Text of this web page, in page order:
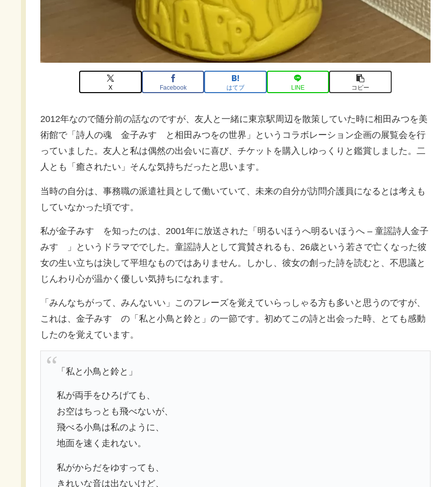
X Facebook はてブ LINE コピー
2012年なので随分前の話なのですが、友人と一緒に東京駅周辺を散策していた時に相田みつを美
術館で「詩人の魂 金子みすゞと相田みつをの世界」というコラボレーション企画の展覧会を行
っていました。友人と私は偶然の出会いに喜び、チケットを購入しゆっくりと鑑賞しました。二
人とも「癒されたい」そんな気持ちだったと思います。
当時の自分は、事務職の派遣社員として働いていて、未来の自分が訪問介護員になるとは考えも
していなかった頃です。
私が金子みすゞを知ったのは、2001年に放送された「明るいほうへ明るいほうへ – 童謡詩人金子
みすゞ」というドラマででした。童謡詩人として賞賛されるも、26歳という若さで亡くなった彼
女の生い立ちは決して平坦なものではありません。しかし、彼女の創った詩を読むと、不思議と
じんわり心が温かく優しい気持ちになれます。
「みんなちがって、みんないい」このフレーズを覚えていらっしゃる方も多いと思うのですが、
これは、金子みすゞの「私と小鳥と鈴と」の一節です。初めてこの詩と出会った時、とても感動
したのを覚えています。
「私と小鳥と鈴と」
私が両手をひろげても、
お空はちっとも飛べないが、
飛べる小鳥は私のように、
地面を速く走れない。
私がからだをゆすっても、
きれいな音は出ないけど、